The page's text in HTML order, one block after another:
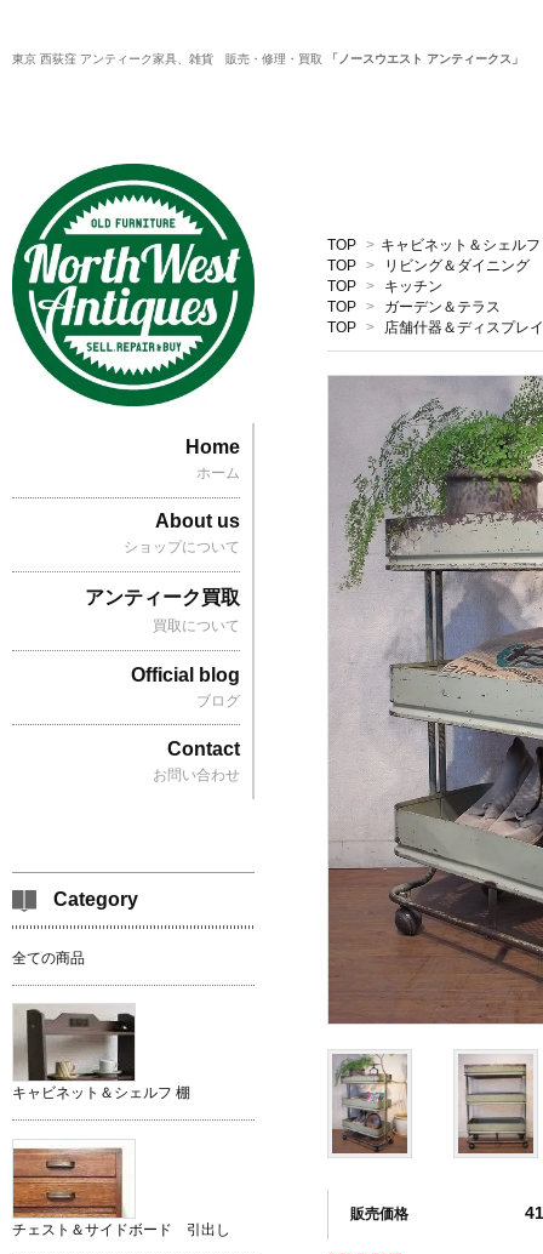
東京 西荻窪 アンティーク家具、雑貨 販売・修理・買取 「ノースウエスト アンティークス」
TOP > キャビネット＆シェルフ
TOP >
リビング＆ダイニング
TOP >
キッチン
TOP >
ガーデン＆テラス
TOP > 店舗什器＆ディスプレイ
販売価格
Home
ホーム
About us
ショップについて
アンティーク買取
買取について
Official blog
ブログ
Contact
お問い合わせ
Category
全ての商品
キャビネット＆シェルフ 棚
チェスト＆サイドボード 引出し